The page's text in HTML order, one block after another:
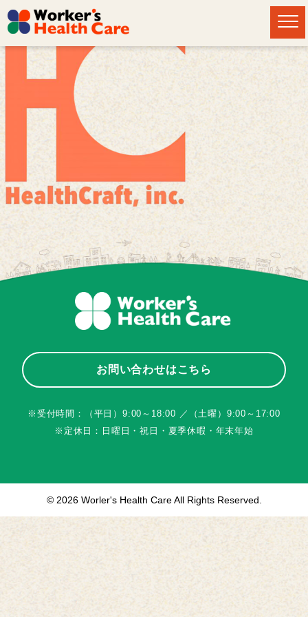
お問い合わせはこちら
※受付時間：（平日）9:00～18:00 ／（土曜）9:00～17:00
※定休日：日曜日・祝日・夏季休暇・年末年始
© 2026 Worler's Health Care All Rights Reserved.